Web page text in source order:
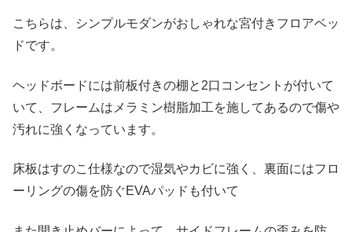
こちらは、シンプルモダンがおしゃれな宮付きフロアベッ
ドです。
ヘッドボードには前板付きの棚と2口コンセントが付いて
いて、フレームはメラミン樹脂加工を施してあるので傷や
汚れに強くなっています。
床板はすのこ仕様なので湿気やカビに強く、裏面にはフロ
ーリングの傷を防ぐEVAパッドも付いて